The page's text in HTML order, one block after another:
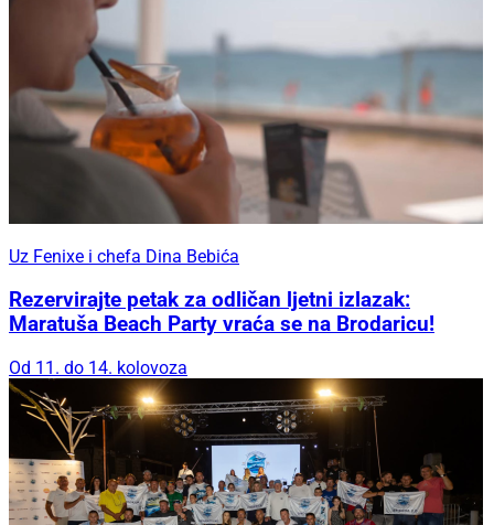
Uz Fenixe i chefa Dina Bebića
Rezervirajte petak za odličan ljetni izlazak:
Maratuša Beach Party vraća se na Brodaricu!
Od 11. do 14. kolovoza